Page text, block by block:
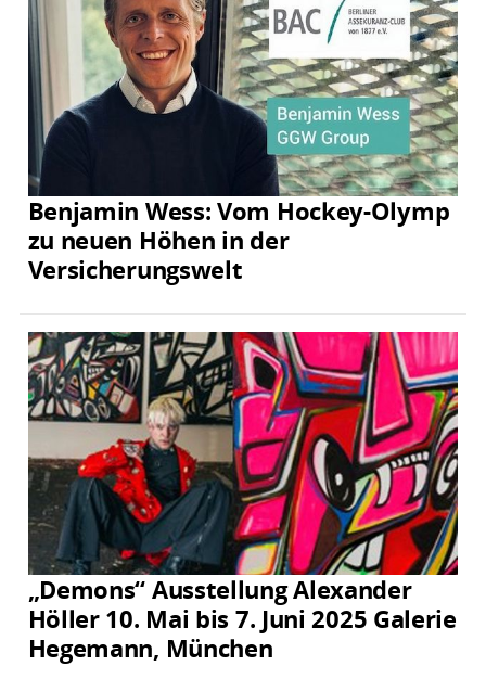
Benjamin Wess: Vom Hockey-Olymp
zu neuen Höhen in der
Versicherungswelt
„Demons“ Ausstellung Alexander
Höller 10. Mai bis 7. Juni 2025 Galerie
Hegemann, München